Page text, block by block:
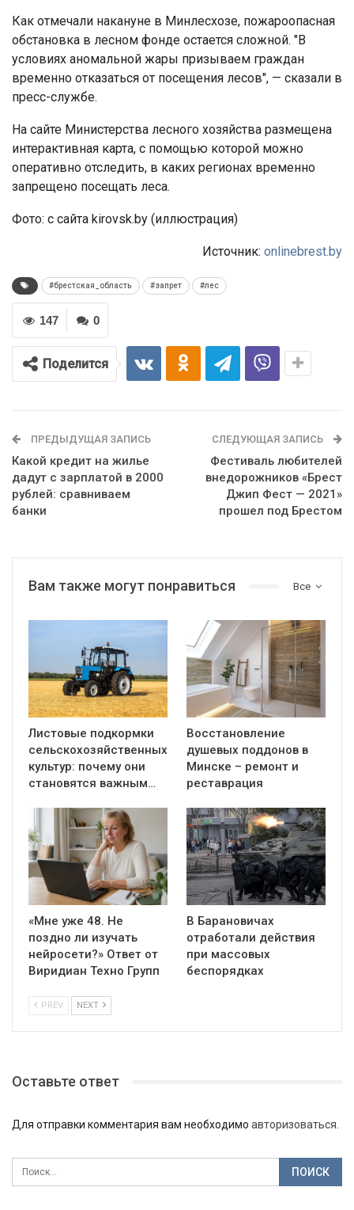
Как отмечали накануне в Минлесхозе, пожароопасная
обстановка в лесном фонде остается сложной. "В
условиях аномальной жары призываем граждан
временно отказаться от посещения лесов", — сказали в
пресс-службе.
На сайте Министерства лесного хозяйства размещена
интерактивная карта, с помощью которой можно
оперативно отследить, в каких регионах временно
запрещено посещать леса.
Фото: с сайта kirovsk.by (иллюстрация)
Источник: onlinebrest.by
#брестская_область #запрет #лес
0
147
Поделится
ПРЕДЫДУЩАЯ ЗАПИСЬ
Какой кредит на жилье
дадут с зарплатой в 2000
рублей: сравниваем
банки
СЛЕДУЮЩАЯ ЗАПИСЬ
Фестиваль любителей
внедорожников «Брест
Джип Фест — 2021»
прошел под Брестом
Все
Вам также могут понравиться
Листовые подкормки
сельскохозяйственных
культур: почему они
становятся важным…
Восстановление
душевых поддонов в
Минске – ремонт и
реставрация
«Мне уже 48. Не
поздно ли изучать
нейросети?» Ответ от
Виридиан Техно Групп
В Барановичах
отработали действия
при массовых
беспорядках
PREV NEXT
Оставьте ответ
Для отправки комментария вам необходимо авторизоваться.